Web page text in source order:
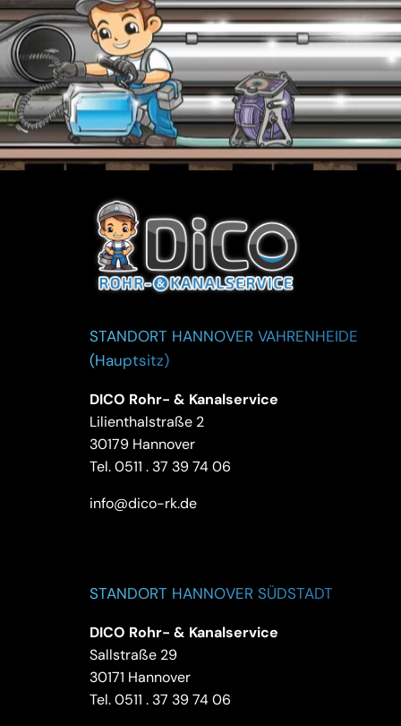
STANDORT HANNOVER VAHRENHEIDE
(Hauptsitz)
DICO Rohr- & Kanalservice
Lilienthalstraße 2
30179 Hannover
Tel.0511 . 37 39 74 06
info@dico-rk.de
STANDORT HANNOVER SÜDSTADT
DICO Rohr- & Kanalservice
Sallstraße 29
30171 Hannover
Tel.0511 . 37 39 74 06